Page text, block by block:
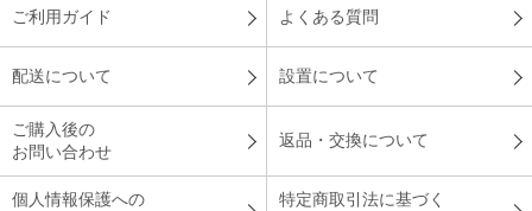
ご利用ガイド よくある質問
配送について 設置について
ご購入後の
お問い合わせ
返品・交換について
個人情報保護への
特定商取引法に基づく